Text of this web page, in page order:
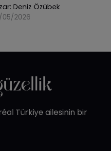
Deniz Özübek
2026
Türkiye ailesinin bir